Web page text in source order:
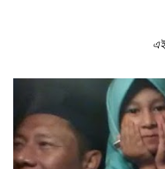
Pengalaman Mudik